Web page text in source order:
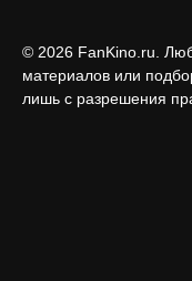
© 2026 FanKino.ru.
материалов или
лишь с разрешения